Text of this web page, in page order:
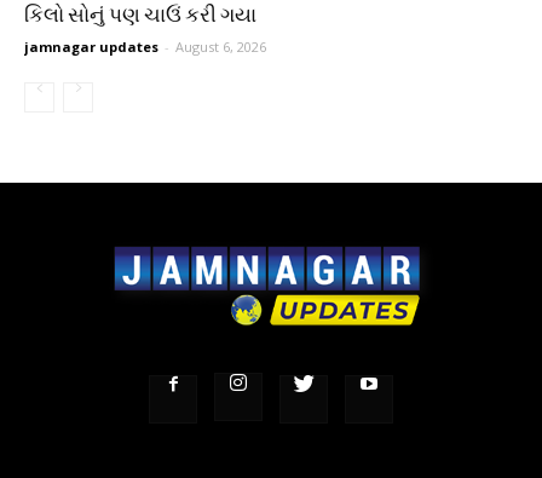
કિલો સોનું પણ ચાઉં કરી ગયા
jamnagar updates - August 6, 2026